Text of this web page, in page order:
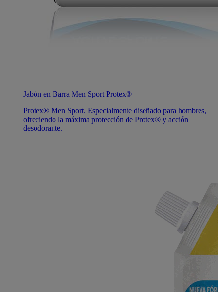
Jabón en Barra Men Sport Protex®
Protex® Men Sport. Especialmente diseñado para hombres,
ofreciendo la máxima protección de Protex® y acción
desodorante.